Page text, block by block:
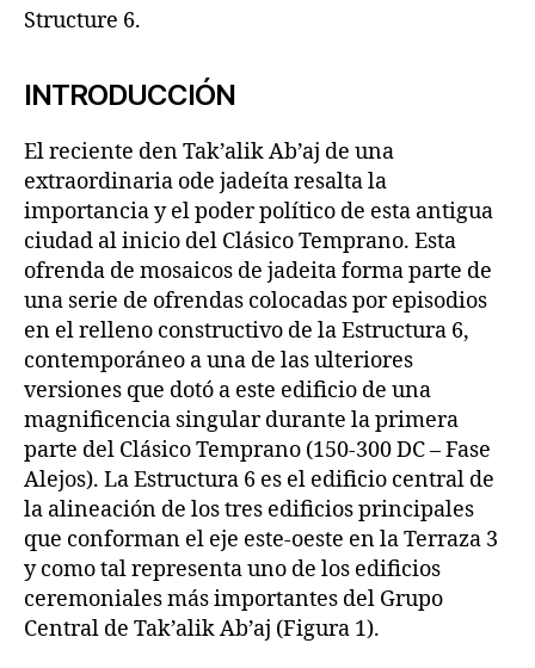
Structure 6.
INTRODUCCIÓN
El reciente den Tak’alik Ab’aj de una
extraordinaria ode jadeíta resalta la
importancia y el poder político de esta antigua
ciudad al inicio del Clásico Temprano. Esta
ofrenda de mosaicos de jadeita forma parte de
una serie de ofrendas colocadas por episodios
en el relleno constructivo de la Estructura 6,
contemporáneo a una de las ulteriores
versiones que dotó a este edificio de una
magnificencia singular durante la primera
parte del Clásico Temprano (150-300 DC – Fase
Alejos). La Estructura 6 es el edificio central de
la alineación de los tres edificios principales
que conforman el eje este-oeste en la Terraza 3
y como tal representa uno de los edificios
ceremoniales más importantes del Grupo
Central de Tak’alik Ab’aj (Figura 1).